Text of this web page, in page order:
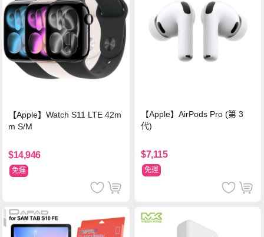
【Apple】Watch S11 LTE 42m
m S/M
$14,946
免運
【Apple】AirPods Pro (第 3
代)
$7,115
免運